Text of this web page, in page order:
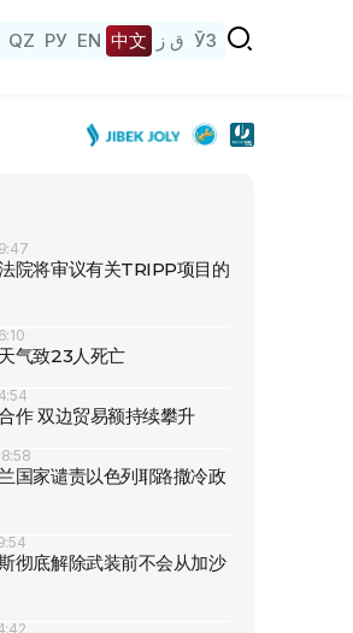
QZ РУ EN 中文 ق ز ЎЗ
院将审议有关TRIPP项目的
气致23人死亡
作 双边贸易额持续攀升
国家谴责以色列耶路撒冷政
彻底解除武装前不会从加沙